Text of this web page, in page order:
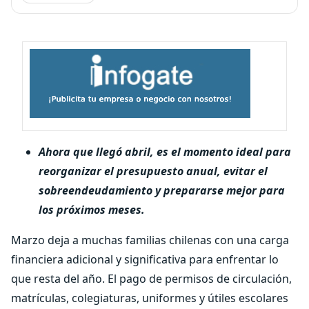
Ahora que llegó abril, es el momento ideal para
reorganizar el presupuesto anual, evitar el
sobreendeudamiento y prepararse mejor para
los próximos meses.
Marzo deja a muchas familias chilenas con una carga
financiera adicional y significativa para enfrentar lo
que resta del año. El pago de permisos de circulación,
matrículas, colegiaturas, uniformes y útiles escolares